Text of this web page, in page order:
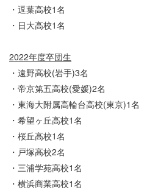
・逗葉高校1名
・日大高校1名
2022年度卒団生
・遠野高校(岩手)3名
・帝京第五高校(愛媛)2名
・東海大附属高輪台高校(東京)1名
・希望ヶ丘高校1名
・桜丘高校1名
・戸塚高校2名
・三浦学苑高校1名
・横浜商業高校1名